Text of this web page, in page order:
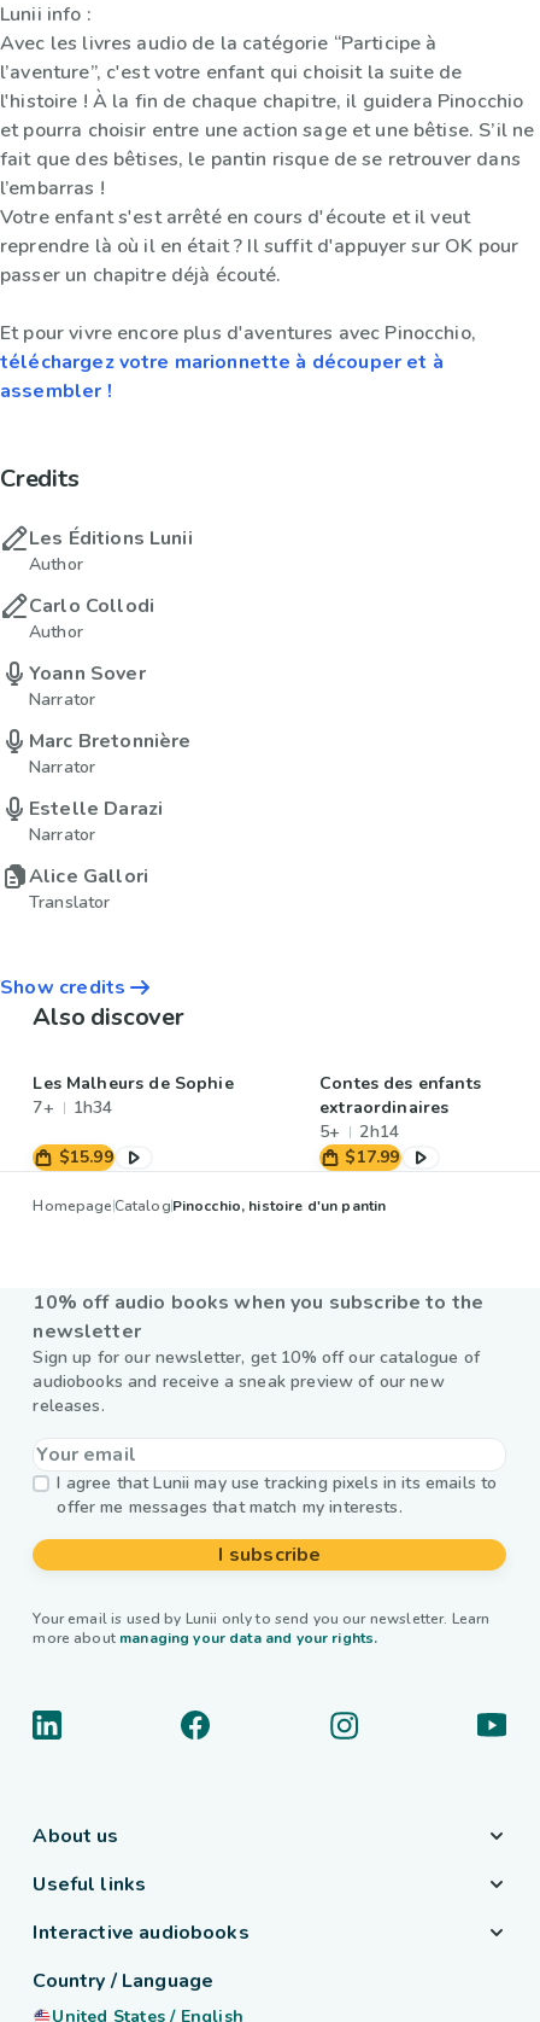
Lunii info :
Avec les livres audio de la catégorie “Participe à
l’aventure”, c'est votre enfant qui choisit la suite de
l'histoire ! À la fin de chaque chapitre, il guidera Pinocchio
et pourra choisir entre une action sage et une bêtise. S’il ne
fait que des bêtises, le pantin risque de se retrouver dans
l’embarras !
Votre enfant s'est arrêté en cours d'écoute et il veut
reprendre là où il en était ? Il suffit d'appuyer sur OK pour
passer un chapitre déjà écouté.
Et pour vivre encore plus d'aventures avec Pinocchio,
téléchargez votre marionnette à découper et à
assembler !
Credits
Les Éditions Lunii
Author
Carlo Collodi
Author
Yoann Sover
Narrator
Marc Bretonnière
Narrator
Estelle Darazi
Narrator
Alice Gallori
Translator
Show credits
Also discover
Les Malheurs de Sophie
7+
1h34
$15.99
Contes des enfants
extraordinaires
5+
2h14
$17.99
HomepageCatalogPinocchio, histoire d'un pantin
10% off audio books when you subscribe to the
newsletter
Sign up for our newsletter, get 10% off our catalogue of
audiobooks and receive a sneak preview of our new
releases.
I agree that Lunii may use tracking pixels in its emails to
offer me messages that match my interests.
I subscribe
Your email is used by Lunii only to send you our newsletter. Learn
more about managing your data and your rights.
About us
Useful links
Interactive audiobooks
Country / Language
United States / English